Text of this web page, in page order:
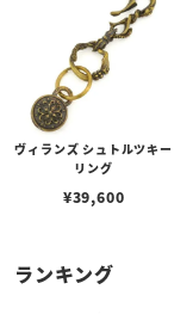
ヴィランズ シュトルツキー
リング
¥39,600
ランキング